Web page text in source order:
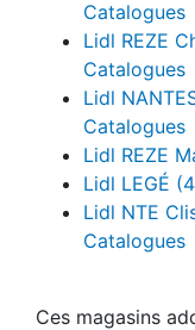
Catalogues
Lidl REZE
Catalogues
Lidl
Catalogues
Lidl REZE
Lidl LEGÉ
Lidl NTE
Catalogues
Ces magasins